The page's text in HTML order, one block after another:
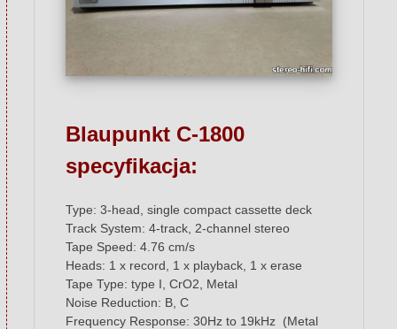
Blaupunkt C-1800
specyfikacja:
Type: 3-head, single compact cassette deck
Track System: 4-track, 2-channel stereo
Tape Speed: 4.76 cm/s
Heads: 1 x record, 1 x playback, 1 x erase
Tape Type: type I, CrO2, Metal
Noise Reduction: B, C
Frequency Response: 30Hz to 19kHz (Metal